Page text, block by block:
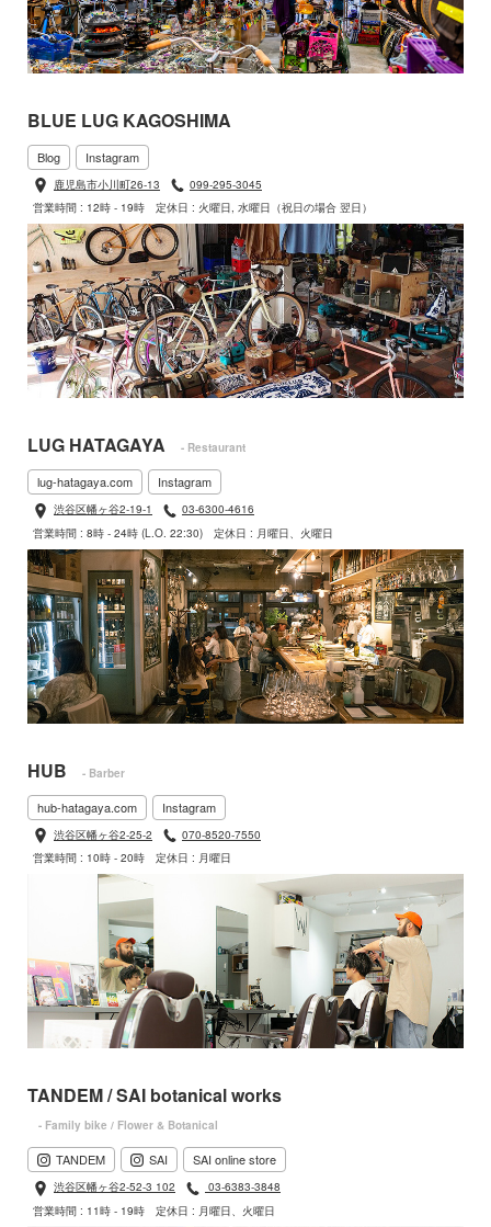
BLUE LUG KAGOSHIMA
Blog Instagram
鹿児島市小川町26-13
099-295-3045
営業時間 : 12時 - 19時
定休日 : 火曜日, 水曜日（祝日の場合 翌日）
LUG HATAGAYA - Restaurant
lug-hatagaya.com Instagram
渋谷区幡ヶ谷2-19-1
03-6300-4616
営業時間 : 8時 - 24時 (L.O. 22:30)
定休日 : 月曜日、火曜日
HUB - Barber
hub-hatagaya.com Instagram
渋谷区幡ヶ谷2-25-2
070-8520-7550
営業時間 : 10時 - 20時
定休日 : 月曜日
TANDEM / SAI botanical works
- Family bike / Flower & Botanical
TANDEM SAI SAI online store
渋谷区幡ヶ谷2-52-3 102
03-6383-3848
営業時間 : 11時 - 19時
定休日 : 月曜日、火曜日